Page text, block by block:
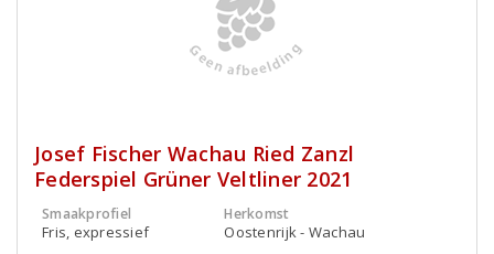
Josef Fischer Wachau Ried Zanzl
Federspiel Grüner Veltliner 2021
Smaakprofiel
Fris, expressief
Herkomst
Oostenrijk - Wachau